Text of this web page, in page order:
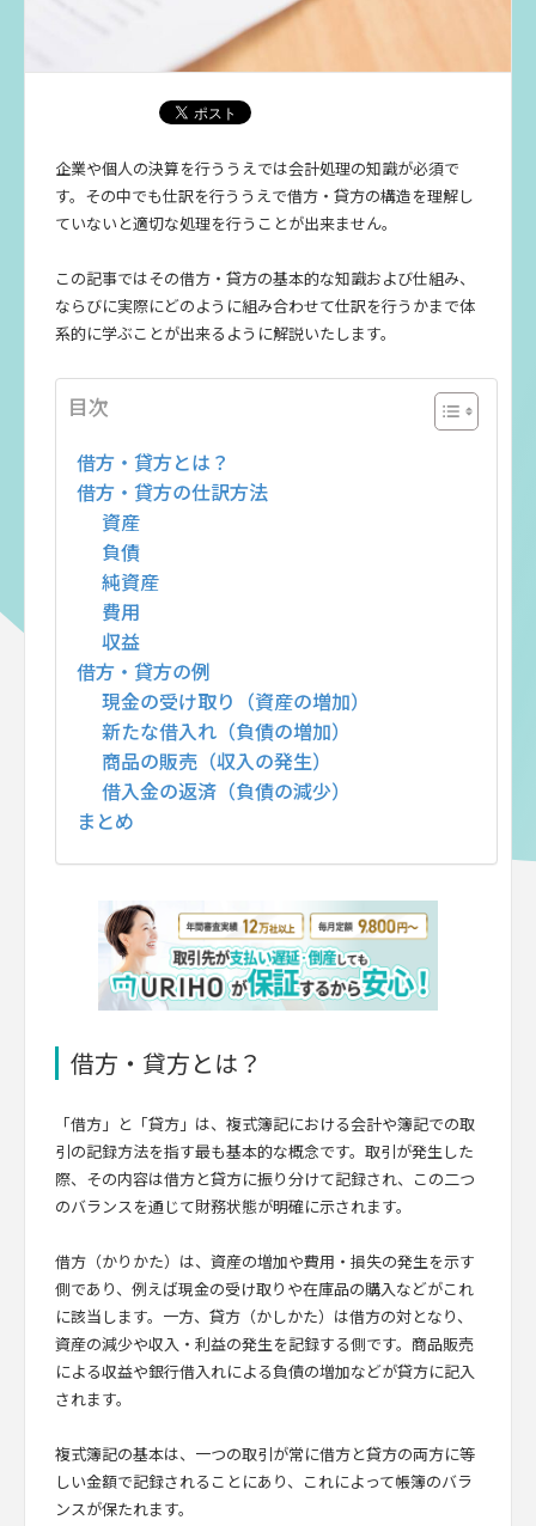
企業や個人の決算を行ううえでは会計処理の知識が必須で
す。その中でも仕訳を行ううえで借方・貸方の構造を理解し
ていないと適切な処理を行うことが出来ません。
この記事ではその借方・貸方の基本的な知識および仕組み、
ならびに実際にどのように組み合わせて仕訳を行うかまで体
系的に学ぶことが出来るように解説いたします。
目次
借方・貸方とは？
借方・貸方の仕訳方法
資産
負債
純資産
費用
収益
借方・貸方の例
現金の受け取り（資産の増加）
新たな借入れ（負債の増加）
商品の販売（収入の発生）
借入金の返済（負債の減少）
まとめ
借方・貸方とは？
「借方」と「貸方」は、複式簿記における会計や簿記での取
引の記録方法を指す最も基本的な概念です。取引が発生した
際、その内容は借方と貸方に振り分けて記録され、この二つ
のバランスを通じて財務状態が明確に示されます。
借方（かりかた）は、資産の増加や費用・損失の発生を示す
側であり、例えば現金の受け取りや在庫品の購入などがこれ
に該当します。一方、貸方（かしかた）は借方の対となり、
資産の減少や収入・利益の発生を記録する側です。商品販売
による収益や銀行借入れによる負債の増加などが貸方に記入
されます。
複式簿記の基本は、一つの取引が常に借方と貸方の両方に等
しい金額で記録されることにあり、これによって帳簿のバラ
ンスが保たれます。